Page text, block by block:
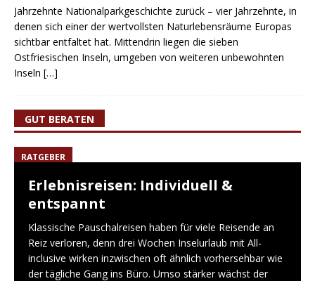
Jahrzehnte Nationalparkgeschichte zurück – vier Jahrzehnte, in
denen sich einer der wertvollsten Naturlebensräume Europas
sichtbar entfaltet hat. Mittendrin liegen die sieben
Ostfriesischen Inseln, umgeben von weiteren unbewohnten
Inseln […]
GUT BERATEN
RATGEBER
Erlebnisreisen: Individuell &
entspannt
Klassische Pauschalreisen haben für viele Reisende an
Reiz verloren, denn drei Wochen Inselurlaub mit All-
inclusive wirken inzwischen oft ähnlich vorhersehbar wie
der tägliche Gang ins Büro. Umso stärker wächst der